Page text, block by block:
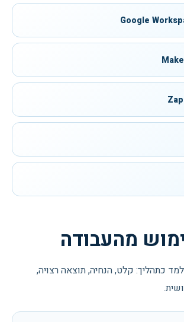
Google
מהעבודה
כתהליך: קלט, הנחיה, תוצאה רצויה,